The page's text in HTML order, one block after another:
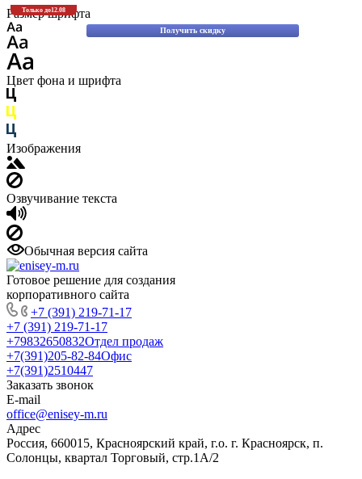
Только до12.08
Получить скидку
Размер шрифта
Цвет фона и шрифта
Изображения
Озвучивание текста
Обычная версия сайта
Готовое решение для создания
корпоративного сайта
+7 (391) 219-71-17
+7 (391) 219-71-17
+79832650832Отдел продаж
+7(391)205-82-84Офис
+7(391)2510447
Заказать звонок
E-mail
office@enisey-m.ru
Адрес
Россия, 660015, Красноярский край, г.о. г. Красноярск, п.
Солонцы, квартал Торговый, стр.1А/2